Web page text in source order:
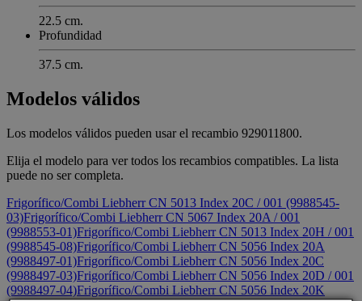
22.5 cm.
Profundidad
37.5 cm.
Modelos válidos
Los modelos válidos pueden usar el recambio 929011800.
Elija el modelo para ver todos los recambios compatibles. La lista
puede no ser completa.
Frigorífico/Combi Liebherr CN 5013 Index 20C / 001 (9988545-
03)Frigorífico/Combi Liebherr CN 5067 Index 20A / 001
(9988553-01)Frigorífico/Combi Liebherr CN 5013 Index 20H / 001
(9988545-08)Frigorífico/Combi Liebherr CN 5056 Index 20A
(9988497-01)Frigorífico/Combi Liebherr CN 5056 Index 20C
(9988497-03)Frigorífico/Combi Liebherr CN 5056 Index 20D / 001
(9988497-04)Frigorífico/Combi Liebherr CN 5056 Index 20K